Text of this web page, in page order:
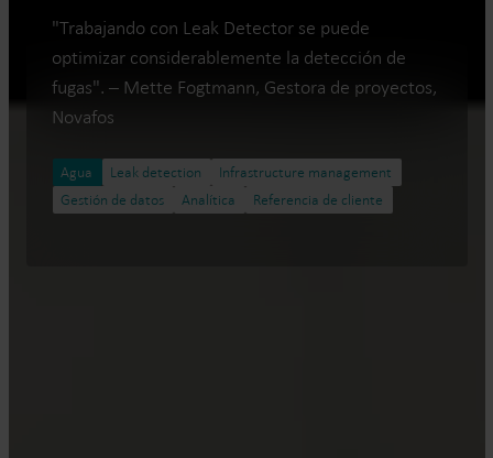
"Trabajando con Leak Detector se puede
optimizar considerablemente la detección de
fugas". – Mette Fogtmann, Gestora de proyectos,
Novafos
Agua Leak detection
Infrastructure management
Gestión de datos
Analítica Referencia de cliente